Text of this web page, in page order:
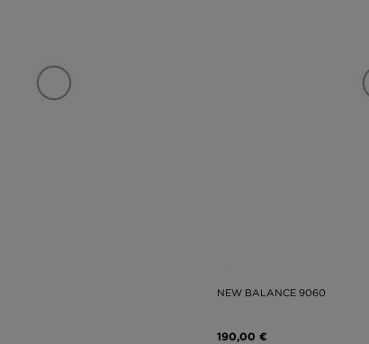
NEW BALANCE 9060
190,00 €